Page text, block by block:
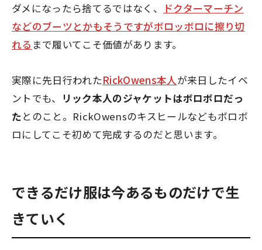
ダメになったら捨てるではなく、
ドクターマーチン
などのブーツとかもそうですがボロッボロに擦り切
れる まで履いてこそ価値があります。
実際に先日行われたRickOwens本人が来日したイベ
ントでも、
リック本人のジャケットはボロボロだっ
たとのこと。RickOwensのキスヒールなどもボロボ
ロにしてこそ初めて完成するのだと思います。
できるだけ服は今あるものだけで生
きていく